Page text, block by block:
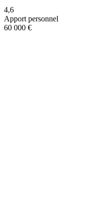
4,6
Apport personnel
60 000 €